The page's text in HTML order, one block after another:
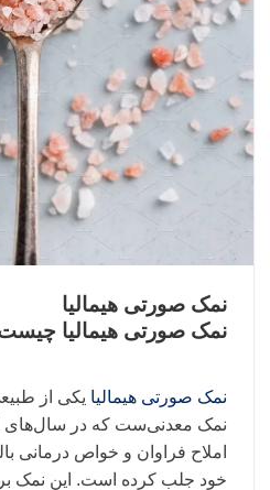
نمک صورتی هیمالیا
نمک صورتی هیمالیا
نمک صورتی هیمالیا یکی از
نمک معدنی‌ست که در سال‌های
املاح فراوان و خواص درمانی
خود جلب کرده است. این نمک